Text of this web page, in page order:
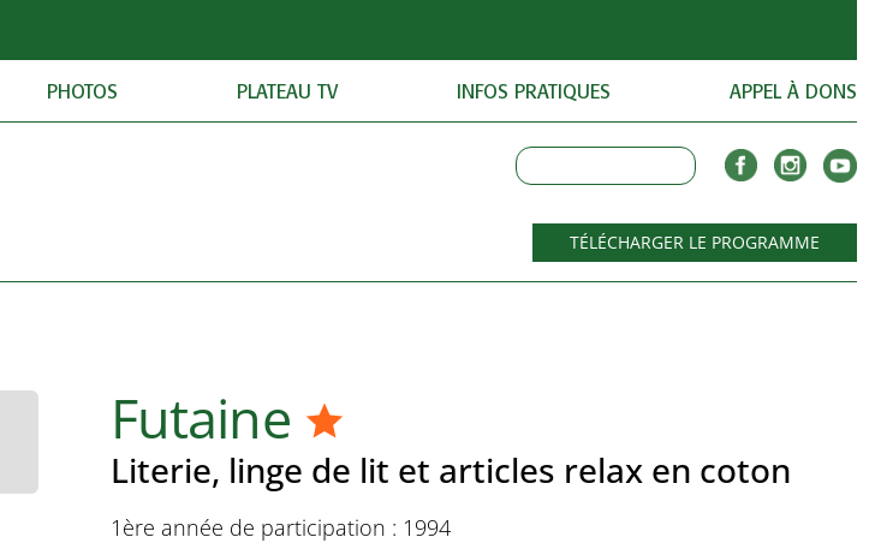
PHOTOS PLATEAU TV INFOS PRATIQUES APPEL À DONS
TÉLÉCHARGER LE PROGRAMME
Futaine
Literie, linge de lit et articles relax en coton
1ère année de participation : 1994